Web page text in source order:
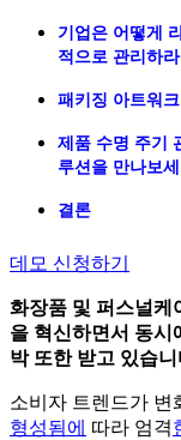
기업은 어떻게
적으로 관리하
패키징 아트워
제품 수명 주기
루션을 만나보
결론
데모 신청하기
화장품 및 퍼스널케
을 혁신하면서 동시
박 또한 받고 있습
소비자 트렌드가 변
형성됨에 따라 엄격